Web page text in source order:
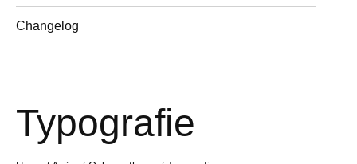
Changelog
Typografie